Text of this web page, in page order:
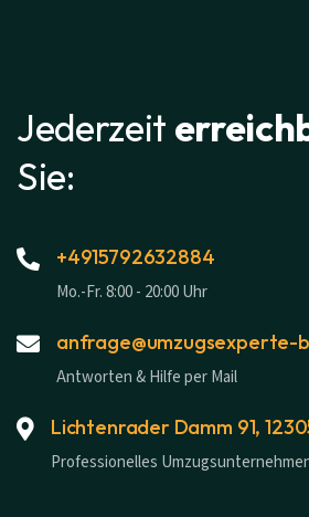
Jederzeit
Sie:
+4915792632884
Mo.-Fr. 8:00 - 20:00 Uhr
anfrage@umzugsexperte-
Antworten & Hilfe per Mail
Lichtenrader Damm 91,
Professionelles